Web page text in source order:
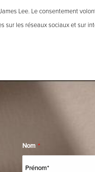
Lee. Le consentement
sur les réseaux sociaux et sur
Nom *